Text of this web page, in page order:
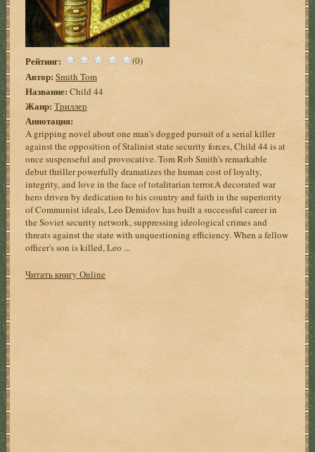
Рейтинг: (0)
Автор: Smith Tom
Название: Child 44
Жанр: Триллер
Аннотация:
A gripping novel about one man's dogged pursuit of a serial killer
against the opposition of Stalinist state security forces, Child 44 is at
once suspenseful and provocative. Tom Rob Smith's remarkable
debut thriller powerfully dramatizes the human cost of loyalty,
integrity, and love in the face of totalitarian terror.A decorated war
hero driven by dedication to his country and faith in the superiority
of Communist ideals, Leo Demidov has built a successful career in
the Soviet security network, suppressing ideological crimes and
threats against the state with unquestioning efficiency. When a fellow
officer's son is killed, Leo ...
Читать книгу Online